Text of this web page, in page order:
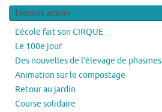
Derniers articles
L’école fait son CIRQUE
Le 100e jour
Des nouvelles de l’élevage de phasmes
Animation sur le compostage
Retour au jardin
Course solidaire